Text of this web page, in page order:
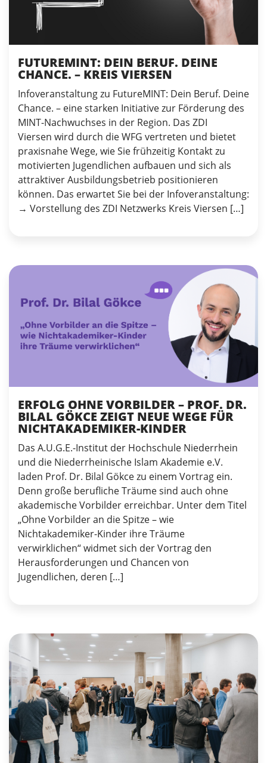
FUTUREMINT: DEIN BERUF. DEINE
CHANCE. – KREIS VIERSEN
Infoveranstaltung zu FutureMINT: Dein Beruf. Deine
Chance. – eine starken Initiative zur Förderung des
MINT-Nachwuchses in der Region. Das ZDI
Viersen wird durch die WFG vertreten und bietet
praxisnahe Wege, wie Sie frühzeitig Kontakt zu
motivierten Jugendlichen aufbauen und sich als
attraktiver Ausbildungsbetrieb positionieren
können. Das erwartet Sie bei der Infoveranstaltung:
→ Vorstellung des ZDI Netzwerks Kreis Viersen […]
ERFOLG OHNE VORBILDER – PROF. DR.
BILAL GÖKCE ZEIGT NEUE WEGE FÜR
NICHTAKADEMIKER-KINDER
Das A.U.G.E.-Institut der Hochschule Niederrhein
und die Niederrheinische Islam Akademie e.V.
laden Prof. Dr. Bilal Gökce zu einem Vortrag ein.
Denn große berufliche Träume sind auch ohne
akademische Vorbilder erreichbar. Unter dem Titel
„Ohne Vorbilder an die Spitze – wie
Nichtakademiker-Kinder ihre Träume
verwirklichen“ widmet sich der Vortrag den
Herausforderungen und Chancen von
Jugendlichen, deren […]